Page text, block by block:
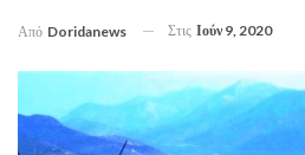
Από Doridanews Στις Ιούν 9, 2020